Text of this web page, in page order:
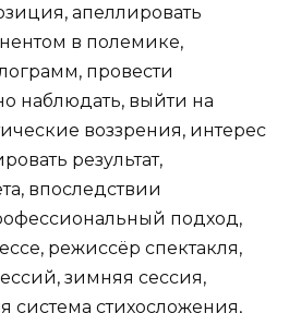
апеллировать
в полемике,
провести
наблюдать, выйти на
воззрения, интерес
результат,
впоследствии
подход,
режиссёр спектакля,
зимняя сессия,
система стихосложения,